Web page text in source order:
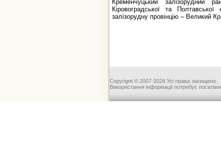
Кременчуцький залізорудний
Кіровоградської та
залізорудну провінцію – Великий
Copyrignt © 2007-2026 Усі права захищено.
Використання інформації потребує